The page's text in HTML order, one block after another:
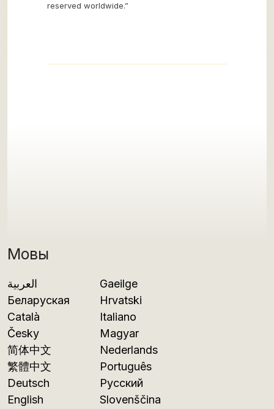
Мовы
العربية
Беларуская
Català
Česky
简体中文
繁體中文
Deutsch
English
Gaeilge
Hrvatski
Italiano
Magyar
Nederlands
Português
Русский
Slovenščina
reserved worldwide.”